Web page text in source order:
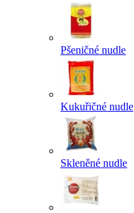
Pšeničné nudle
Kukuřičné nudle
Skleněné nudle